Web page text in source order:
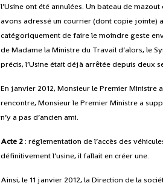
l’Usine ont été annulées. Un bateau de
avons adressé un courrier (dont copie jointe)
catégoriquement de faire le moindre geste
de Madame la Ministre du Travail d’alors, le
précis, l’Usine était déjà arrêtée depuis deux
En janvier 2012, Monsieur le Premier Ministre
rencontre, Monsieur le Premier Ministre a
n’y a pas d’ancien ami.
Acte 2: réglementation de l’accès des
définitivement l’usine, il fallait en créer une.
Ainsi, le 11 janvier 2012, la Direction de la